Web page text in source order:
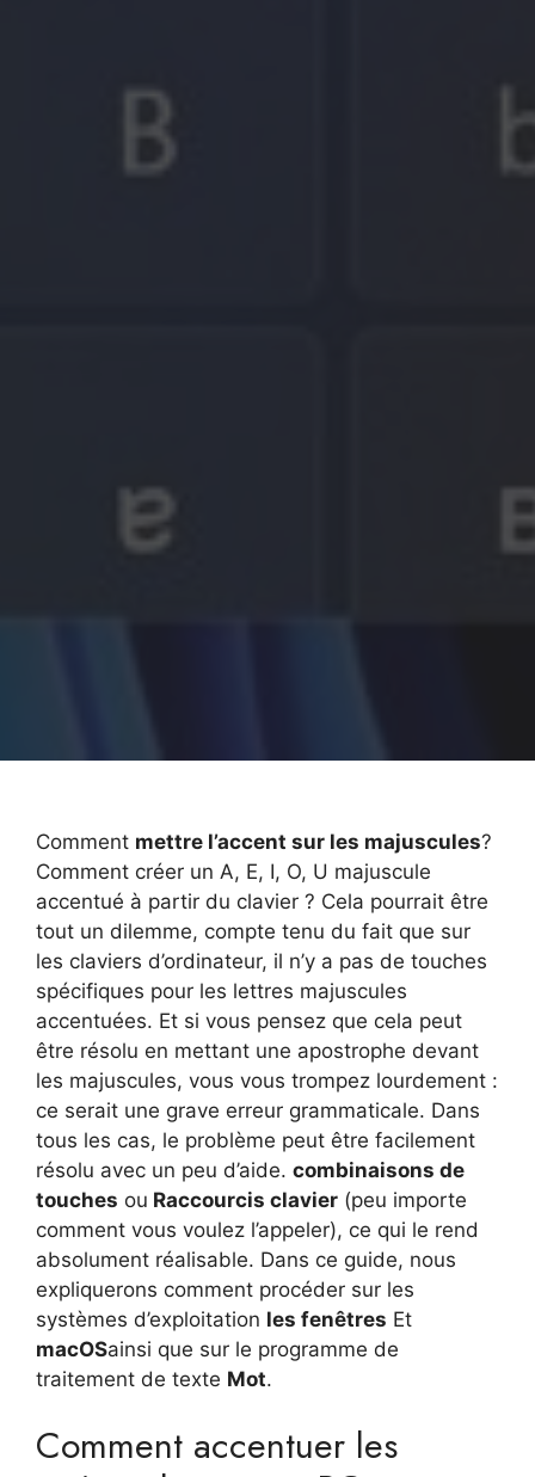
Comment mettre l’accent sur les majuscules?
Comment créer un A, E, I, O, U majuscule
accentué à partir du clavier ? Cela pourrait être
tout un dilemme, compte tenu du fait que sur
les claviers d’ordinateur, il n’y a pas de touches
spécifiques pour les lettres majuscules
accentuées. Et si vous pensez que cela peut
être résolu en mettant une apostrophe devant
les majuscules, vous vous trompez lourdement :
ce serait une grave erreur grammaticale. Dans
tous les cas, le problème peut être facilement
résolu avec un peu d’aide. combinaisons de
touches ou Raccourcis clavier (peu importe
comment vous voulez l’appeler), ce qui le rend
absolument réalisable. Dans ce guide, nous
expliquerons comment procéder sur les
systèmes d’exploitation les fenêtres Et
macOSainsi que sur le programme de
traitement de texte Mot.
Comment accentuer les